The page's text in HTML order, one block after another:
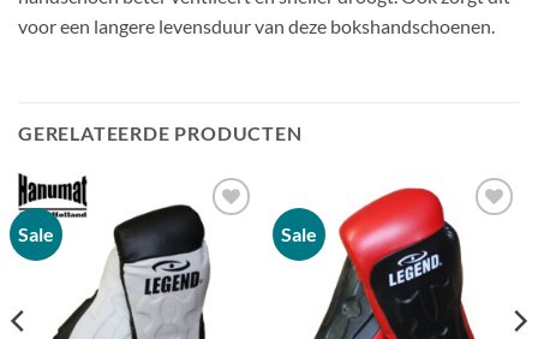
voor een langere levensduur van deze bokshandschoenen.
GERELATEERDE PRODUCTEN
Sale
Zet op
verlanglijst
Sale
Zet op
verlanglijst